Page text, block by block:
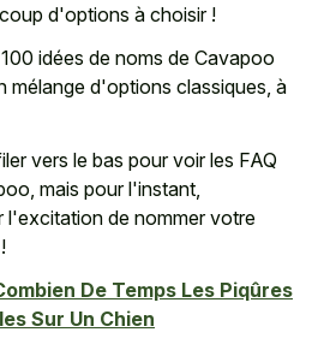
d'options à choisir !
idées de noms de Cavapoo
mélange d'options classiques, à
vers le bas pour voir les FAQ
mais pour l'instant,
de nommer votre
De Temps Les Piqûres
Sur Un Chien